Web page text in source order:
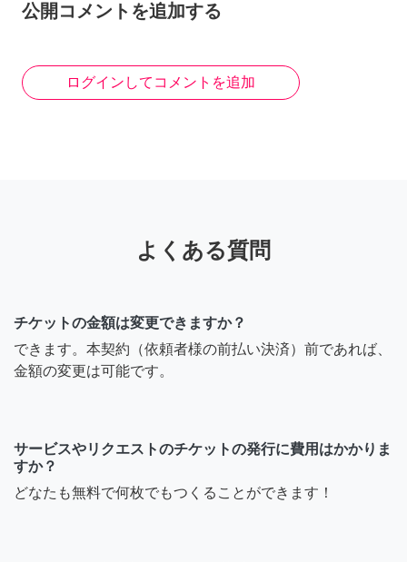
公開コメントを追加する
ログインしてコメントを追加
よくある質問
チケットの金額は変更できますか？
できます。本契約（依頼者様の前払い決済）前であれば、
金額の変更は可能です。
サービスやリクエストのチケットの発行に費用はかかりま
すか？
どなたも無料で何枚でもつくることができます！